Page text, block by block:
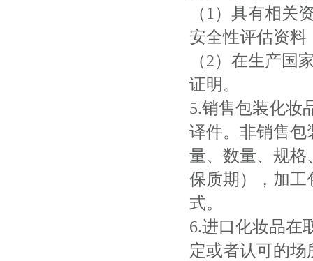
（1）具有相关
安全性评估资料
（2）在生产国
证明。
5.销售包装化妆
译件。非销售包
量、数量、规格
保质期），加工
式。
6.进口化妆品在
定或者认可的